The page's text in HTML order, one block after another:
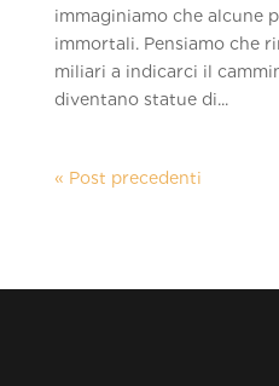
immaginiamo che alcune
immortali. Pensiamo che
miliari a indicarci il
diventano statue di...
« Post precedenti